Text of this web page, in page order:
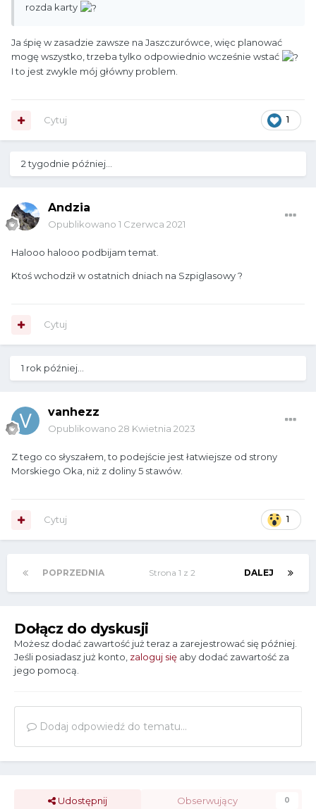
rozda karty
Ja śpię w zasadzie zawsze na Jaszczurówce, więc planować
mogę wszystko, trzeba tylko odpowiednio wcześnie wstać
I to jest zwykle mój główny problem.
1
Cytuj
2 tygodnie później...
Andzia
Opublikowano 1 Czerwca 2021
Halooo halooo podbijam temat.
Ktoś wchodził w ostatnich dniach na Szpiglasowy ?
Cytuj
1 rok później...
vanhezz
Opublikowano 28 Kwietnia 2023
Z tego co słyszałem, to podejście jest łatwiejsze od strony
Morskiego Oka, niż z doliny 5 stawów.
1
Cytuj
POPRZEDNIA DALEJ
Strona 1 z 2
Dołącz do dyskusji
Możesz dodać zawartość już teraz a zarejestrować się później.
Jeśli posiadasz już konto, zaloguj się aby dodać zawartość za
jego pomocą.
Dodaj odpowiedź do tematu...
Udostępnij Obserwujący 0